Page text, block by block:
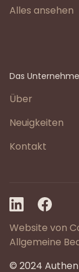
Alles ansehen
Das
Über
Neuigkeiten
Kontakt
© 2024
Allgemeine
Website von